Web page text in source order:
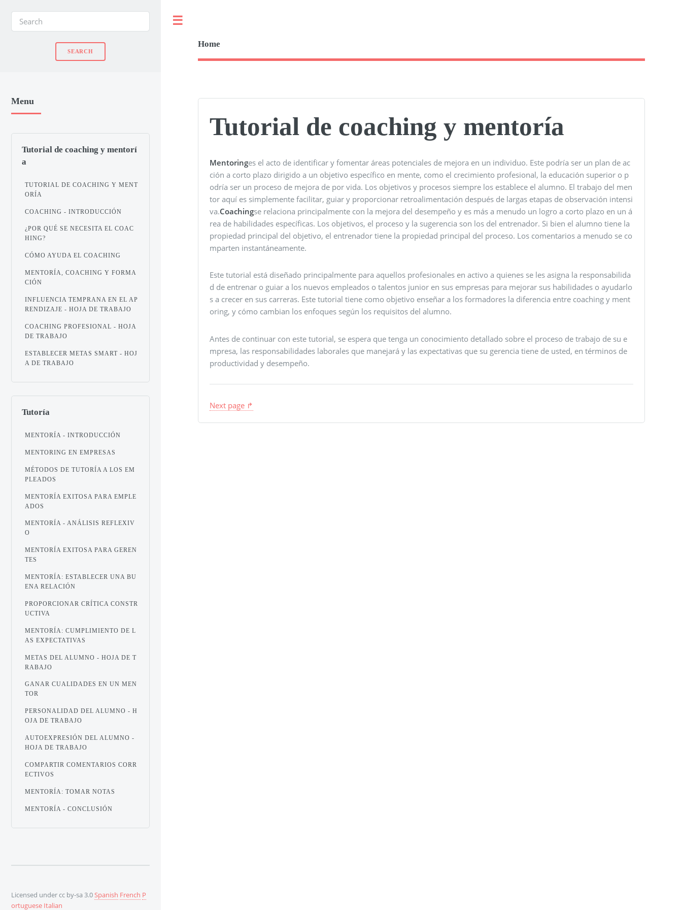
Home
Tutorial de coaching y mentoría
Mentoringes el acto de identificar y fomentar áreas potenciales de mejora en un individuo. Este podría ser un plan de ac
ción a corto plazo dirigido a un objetivo específico en mente, como el crecimiento profesional, la educación superior o p
odría ser un proceso de mejora de por vida. Los objetivos y procesos siempre los establece el alumno. El trabajo del men
tor aquí es simplemente facilitar, guiar y proporcionar retroalimentación después de largas etapas de observación intensi
va.Coachingse relaciona principalmente con la mejora del desempeño y es más a menudo un logro a corto plazo en un á
rea de habilidades específicas. Los objetivos, el proceso y la sugerencia son los del entrenador. Si bien el alumno tiene la
propiedad principal del objetivo, el entrenador tiene la propiedad principal del proceso. Los comentarios a menudo se co
mparten instantáneamente.
Este tutorial está diseñado principalmente para aquellos profesionales en activo a quienes se les asigna la responsabilida
d de entrenar o guiar a los nuevos empleados o talentos junior en sus empresas para mejorar sus habilidades o ayudarlo
s a crecer en sus carreras. Este tutorial tiene como objetivo enseñar a los formadores la diferencia entre coaching y ment
oring, y cómo cambian los enfoques según los requisitos del alumno.
Antes de continuar con este tutorial, se espera que tenga un conocimiento detallado sobre el proceso de trabajo de su e
mpresa, las responsabilidades laborales que manejará y las expectativas que su gerencia tiene de usted, en términos de
productividad y desempeño.
Next page ↱
Menu
Tutorial de coaching y mentorí
a
TUTORIAL DE COACHING Y MENT
ORÍA
COACHING - INTRODUCCIÓN
¿POR QUÉ SE NECESITA EL COAC
HING?
CÓMO AYUDA EL COACHING
MENTORÍA, COACHING Y FORMA
CIÓN
INFLUENCIA TEMPRANA EN EL AP
RENDIZAJE - HOJA DE TRABAJO
COACHING PROFESIONAL - HOJA
DE TRABAJO
ESTABLECER METAS SMART - HOJ
A DE TRABAJO
Tutoría
MENTORÍA - INTRODUCCIÓN
MENTORING EN EMPRESAS
MÉTODOS DE TUTORÍA A LOS EM
PLEADOS
MENTORÍA EXITOSA PARA EMPLE
ADOS
MENTORÍA - ANÁLISIS REFLEXIV
O
MENTORÍA EXITOSA PARA GEREN
TES
MENTORÍA: ESTABLECER UNA BU
ENA RELACIÓN
PROPORCIONAR CRÍTICA CONSTR
UCTIVA
MENTORÍA: CUMPLIMIENTO DE L
AS EXPECTATIVAS
METAS DEL ALUMNO - HOJA DE T
RABAJO
GANAR CUALIDADES EN UN MEN
TOR
PERSONALIDAD DEL ALUMNO - H
OJA DE TRABAJO
AUTOEXPRESIÓN DEL ALUMNO -
HOJA DE TRABAJO
COMPARTIR COMENTARIOS CORR
ECTIVOS
MENTORÍA: TOMAR NOTAS
MENTORÍA - CONCLUSIÓN
Licensed under cc by-sa 3.0Spanish French P
ortuguese Italian